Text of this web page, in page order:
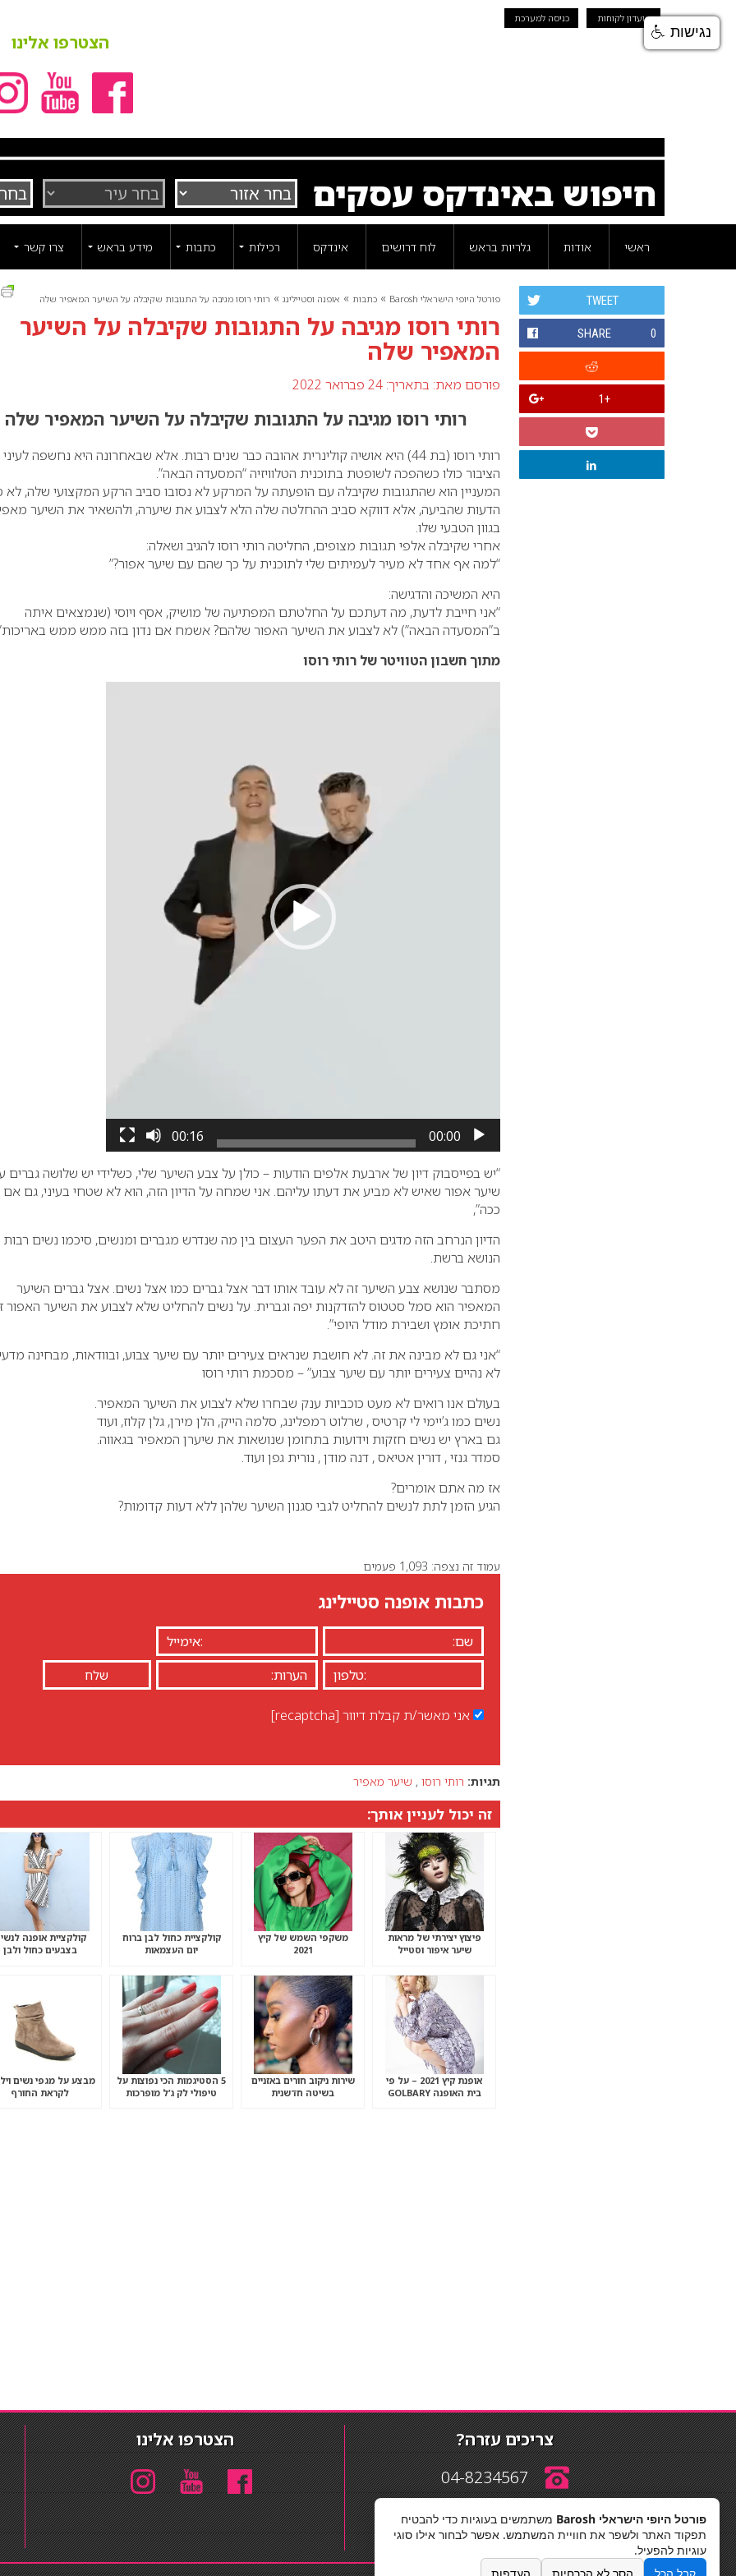
מועדון לקוחות כניסה למערכת
הצטרפו אלינו
חיפוש באינדקס עסקים
ראשי אודות גלריות בראש לוח דרושים אינדקס רכילות כתבות מידע בראש צרו קשר
פורטל היופי הישראלי Barosh » כתבות » אופנה וסטיילינג » רותי רוסו מגיבה על התגובות שקיבלה על השיער המאפיר שלה
רותי רוסו מגיבה על התגובות שקיבלה על השיער
המאפיר שלה
פורסם מאת: בתאריך: 24 פברואר 2022
TWEET
SHARE 0
+1
רותי רוסו מגיבה על התגובות שקיבלה על השיער המאפיר שלה
רותי רוסו (בת 44) היא אושיה קולינרית אהובה כבר שנים רבות. אלא שבאחרונה היא נחשפה לעיני
הציבור כולו כשהפכה לשופטת בתוכנית הטלוויזיה “המסעדה הבאה”.
המעניין הוא שהתגובות שקיבלה עם הופעתה על המרקע לא נסובו סביב הרקע המקצועי שלה, לא
הדעות שהביעה, אלא דווקא סביב ההחלטה שלה הלא לצבוע את שיערה, ולהשאיר את השיער
בגוון הטבעי שלו.
אחרי שקיבלה אלפי תגובות מצופים, החליטה רותי רוסו להגיב ושאלה:
“למה אף אחד לא מעיר לעמיתים שלי לתוכנית על כך שהם עם שיער אפור?”
היא המשיכה והדגישה:
“אני חייבת לדעת, מה דעתכם על החלטתם המפתיעה של מושיק, אסף ויוסי (שנמצאים איתה
ב”המסעדה הבאה”) לא לצבוע את השיער האפור שלהם? אשמח אם נדון בזה ממש ממש
מתוך חשבון הטוויטר של רותי רוסו
00:00
00:16
“יש בפייסבוק דיון של ארבעת אלפים הודעות – כולן על צבע השיער שלי, כשלידי יש שלושה גברים
שיער אפור שאיש לא מביע את דעתו עליהם. אני שמחה על הדיון הזה, הוא לא שטחי בעיני, גם
ככה”,
הדיון הנרחב הזה מדגים היטב את הפער העצום בין מה שנדרש מגברים ומנשים, סיכמו נשים
הנושא ברשת.
מסתבר שנושא צבע השיער זה לא עובד אותו דבר אצל גברים כמו אצל נשים. אצל גברים השיער
המאפיר הוא סמל סטטוס להזדקנות יפה וגברית. על נשים להחליט שלא לצבוע את השיער האפור
חתיכת אומץ ושבירת מודל היופי”.
“אני גם לא מבינה את זה. לא חושבת שנראים צעירים יותר עם שיער צבוע, ובוודאות, מבחינה
לא נהיים צעירים יותר עם שיער צבוע” – מסכמת רותי רוסו
בעולם אנו רואים לא מעט כוכביות ענק שבחרו שלא לצבוע את השיער המאפיר.
נשים כמו ג’יימי לי קרטיס , שרלוט רמפלינג, סלמה הייק, הלן מירן, גלן קלוז, ועוד
גם בארץ יש נשים חזקות וידועות בתחומן שנושאות את שיערן המאפיר בגאווה.
סמדר גנזי , דורין אטיאס , דנה מודן , נורית גפן ועוד.
אז מה אתם אומרים?
הגיע הזמן לתת לנשים להחליט לגבי סגנון השיער שלהן ללא דעות קדומות?
עמוד זה נצפה: 1,093 פעמים
כתבות אופנה סטיילינג
אני מאשר/ת קבלת דיוור [recaptcha]
תגיות: רותי רוסו , שיער מאפיר
זה יכול לעניין אותך:
פיצוץ יצירתי של מראות
שיער איפור וסטייל
משקפי השמש של קיץ
2021
קולקציית כחול לבן ברוח
יום העצמאות
קולקציית אופנה
בצבעים כחול ולבן
אופנת קיץ 2021 – על פי
בית האופנה GOLBARY
שירות ניקוב חורים באזניים
בשיטה חדשנית
5 הסטיגמות הכי נפוצות על
טיפולי לק ג’ל מופרכות
מבצע על מגפי נשים
לקראת החורף
צריכים עזרה?
04-8234567
info@barosh.co.il
הצטרפו אלינו
פורטל היופי הישראלי Barosh
משתמשים בעוגיות כדי להבטיח
תפקוד האתר ולשפר את חוויית המשתמש. אפשר לבחור אילו סוגי
עוגיות להפעיל.
נגישות